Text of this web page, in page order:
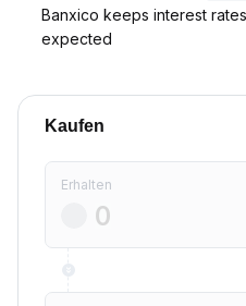
Banxico keeps interest
expected
Kaufen
Erhalten